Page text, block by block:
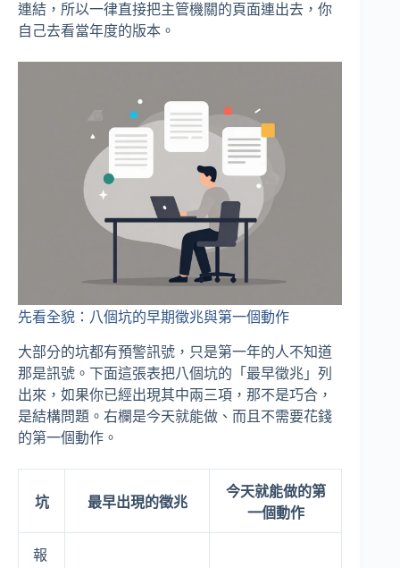
連結，所以一律直接把主管機關的頁面連出去，你
自己去看當年度的版本。
先看全貌：八個坑的早期徵兆與第一個動作
大部分的坑都有預警訊號，只是第一年的人不知道
那是訊號。下面這張表把八個坑的「最早徵兆」列
出來，如果你已經出現其中兩三項，那不是巧合，
是結構問題。右欄是今天就能做、而且不需要花錢
的第一個動作。
坑 最早出現的徵兆
今天就能做的第
一個動作
報